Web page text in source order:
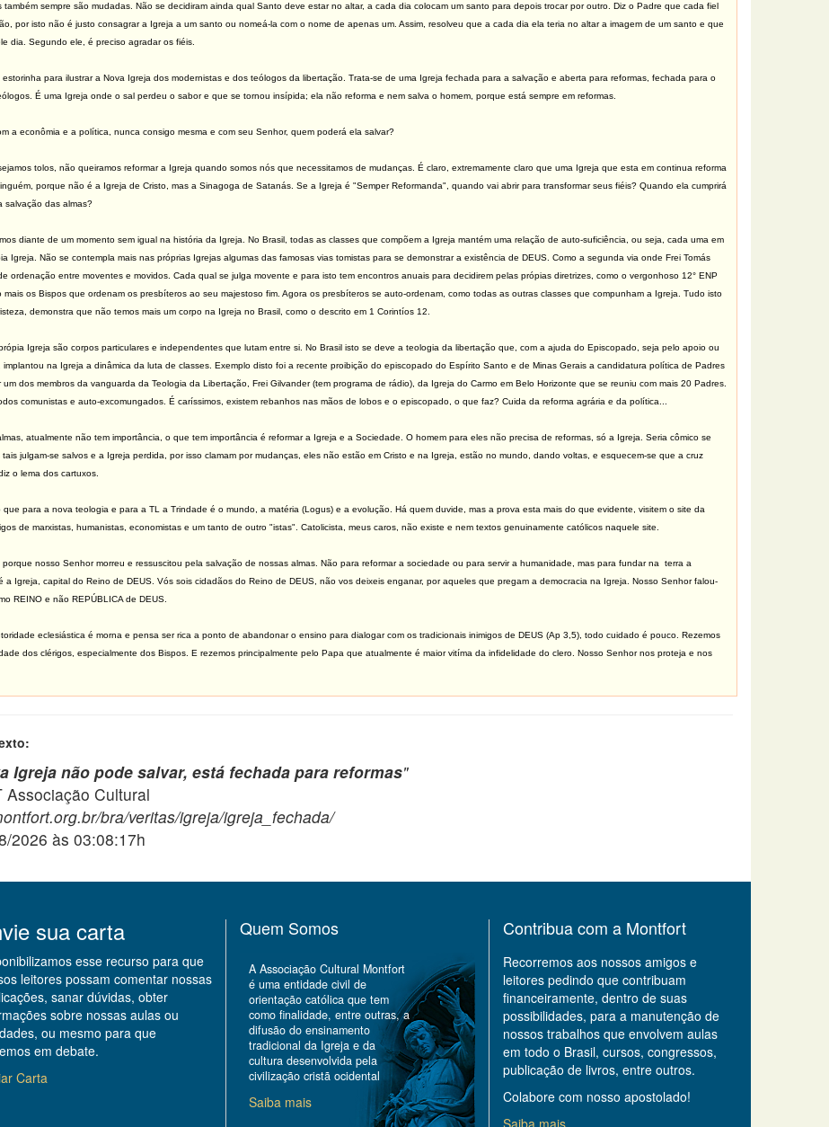
também sempre são mudadas. Não se decidiram ainda qual Santo deve estar no altar, a cada dia colocam um santo para depois trocar por outro. Diz o Padre que cada fiel
por isto não é justo consagrar a Igreja a um santo ou nomeá-la com o nome de apenas um. Assim, resolveu que a cada dia ela teria no altar a imagem de um santo e que
dia. Segundo ele, é preciso agradar os fiéis.
para ilustrar a Nova Igreja dos modernistas e dos teólogos da libertação. Trata-se de uma Igreja fechada para a salvação e aberta para reformas, fechada para o
É uma Igreja onde o sal perdeu o sabor e que se tornou insípida; ela não reforma e nem salva o homem, porque está sempre em reformas.
a econômia e a política, nunca consigo mesma e com seu Senhor, quem poderá ela salvar?
tolos, não queiramos reformar a Igreja quando somos nós que necessitamos de mudanças. É claro, extremamente claro que uma Igreja que esta em continua reforma
porque não é a Igreja de Cristo, mas a Sinagoga de Satanás. Se a Igreja é "Semper Reformanda", quando vai abrir para transformar seus fiéis? Quando ela cumprirá
salvação das almas?
diante de um momento sem igual na história da Igreja. No Brasil, todas as classes que compõem a Igreja mantém uma relação de auto-suficiência, ou seja, cada uma em
Igreja. Não se contempla mais nas próprias Igrejas algumas das famosas vias tomistas para se demonstrar a existência de DEUS. Como a segunda via onde Frei Tomás
ordenação entre moventes e movidos. Cada qual se julga movente e para isto tem encontros anuais para decidirem pelas própias diretrizes, como o vergonhoso 12° ENP
os Bispos que ordenam os presbíteros ao seu majestoso fim. Agora os presbíteros se auto-ordenam, como todas as outras classes que compunham a Igreja. Tudo isto
demonstra que não temos mais um corpo na Igreja no Brasil, como o descrito em 1 Corintíos 12.
Igreja são corpos particulares e independentes que lutam entre si. No Brasil isto se deve a teologia da libertação que, com a ajuda do Episcopado, seja pelo apoio ou
implantou na Igreja a dinâmica da luta de classes. Exemplo disto foi a recente proibição do episcopado do Espírito Santo e de Minas Gerais a candidatura política de Padres
um dos membros da vanguarda da Teologia da Libertação, Frei Gilvander (tem programa de rádio), da Igreja do Carmo em Belo Horizonte que se reuniu com mais 20 Padres.
comunistas e auto-excomungados. É caríssimos, existem rebanhos nas mãos de lobos e o episcopado, o que faz? Cuida da reforma agrária e da política...
atualmente não tem importância, o que tem importância é reformar a Igreja e a Sociedade. O homem para eles não precisa de reformas, só a Igreja. Seria cômico se
julgam-se salvos e a Igreja perdida, por isso clamam por mudanças, eles não estão em Cristo e na Igreja, estão no mundo, dando voltas, e esquecem-se que a cruz
o lema dos cartuxos.
que para a nova teologia e para a TL a Trindade é o mundo, a matéria (Logus) e a evolução. Há quem duvide, mas a prova esta mais do que evidente, visitem o site da
de marxistas, humanistas, economistas e um tanto de outro "istas". Catolicista, meus caros, não existe e nem textos genuinamente católicos naquele site.
nosso Senhor morreu e ressuscitou pela salvação de nossas almas. Não para reformar a sociedade ou para servir a humanidade, mas para fundar na terra a
a Igreja, capital do Reino de DEUS. Vós sois cidadãos do Reino de DEUS, não vos deixeis enganar, por aqueles que pregam a democracia na Igreja. Nosso Senhor falou-
REINO e não REPÚBLICA de DEUS.
eclesiástica é morna e pensa ser rica a ponto de abandonar o ensino para dialogar com os tradicionais inimigos de DEUS (Ap 3,5), todo cuidado é pouco. Rezemos
dos clérigos, especialmente dos Bispos. E rezemos principalmente pelo Papa que atualmente é maior vitíma da infidelidade do clero. Nosso Senhor nos proteja e nos
Igreja não pode salvar, está fechada para reformas"
Associação Cultural
bra/veritas/igreja/igreja_fechada/
2026 às 03:08:17h
sua carta
esse recurso para que
leitores possam comentar nossas
sanar dúvidas, obter
sobre nossas aulas ou
ou mesmo para que
em debate.
Carta
Quem Somos
A Associação Cultural Montfort
é uma entidade civil de
orientação católica que tem
como finalidade, entre outras, a
difusão do ensinamento
tradicional da Igreja e da
cultura desenvolvida pela
civilização cristã ocidental
Saiba mais
Contribua com a Montfort
Recorremos aos nossos amigos e
leitores pedindo que contribuam
financeiramente, dentro de suas
possibilidades, para a manutenção de
nossos trabalhos que envolvem aulas
em todo o Brasil, cursos, congressos,
publicação de livros, entre outros.
Colabore com nosso apostolado!
Saiba mais